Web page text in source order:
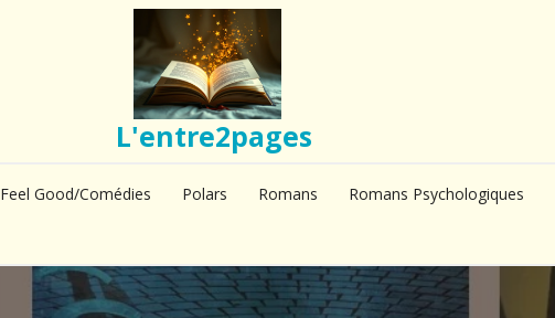
L'entre2pages
Feel Good/Comédies Polars Romans Romans Psychologiques